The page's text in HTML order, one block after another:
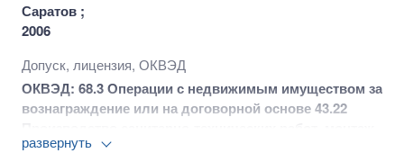
Саратов ;
2006
Допуск, лицензия, ОКВЭД
ОКВЭД: 68.3 Операции с недвижимым имуществом за
вознаграждение или на договорной основе 43.22
отопительных систем и систем кондиционирования
развернуть